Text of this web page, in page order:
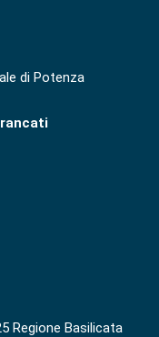
di Potenza
Regione Basilicata